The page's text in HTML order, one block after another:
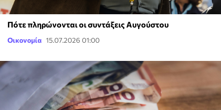
Πότε πληρώνονται οι συντάξεις Αυγούστου
Οικονομία 15.07.2026 01:00